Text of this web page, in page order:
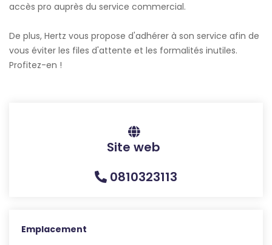
accès pro auprès du service commercial.
De plus, Hertz vous propose d'adhérer à son service afin de
vous éviter les files d'attente et les formalités inutiles.
Profitez-en !
Site web
0810323113
Emplacement